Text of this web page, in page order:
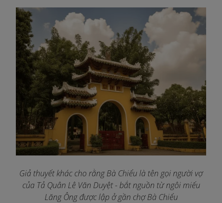
Giả thuyết khác cho rằng Bà Chiểu là tên gọi người vợ
của Tả Quân Lê Văn Duyệt - bắt nguồn từ ngôi miếu
Lăng Ông được lập ở gần chợ Bà Chiểu